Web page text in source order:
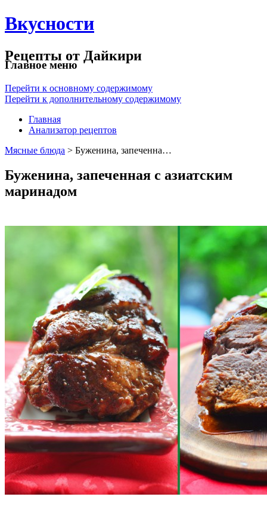
Вкусности
Рецепты от Дайкири
Главное меню
Перейти к основному содержимому
Перейти к дополнительному содержимому
Главная
Анализатор рецептов
Мясные блюда > Буженина, запеченна…
Буженина, запеченная с азиатским
маринадом